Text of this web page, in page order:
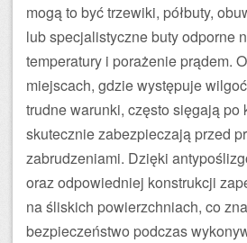
mogą to być trzewiki, półbuty,
lub specjalistyczne buty odporne
temperatury i porażenie prądem.
miejscach, gdzie występuje
trudne warunki, często sięgają po
skutecznie zabezpieczają przed
zabrudzeniami. Dzięki
oraz odpowiedniej konstrukcji
na śliskich powierzchniach, co
bezpieczeństwo podczas